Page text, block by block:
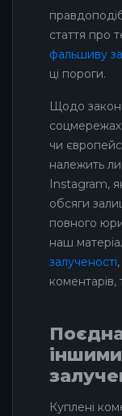
стаття про
фальшиву
ці пороги.
Щодо
чи
належить
Instagram,
обсяги
повного
наш
залученості
коментарів,
Куплені